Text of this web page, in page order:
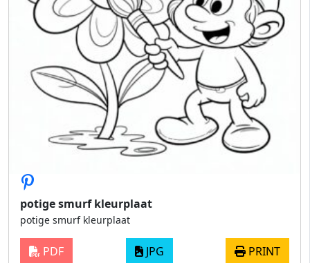
potige smurf kleurplaat
potige smurf kleurplaat
PDF JPG PRINT